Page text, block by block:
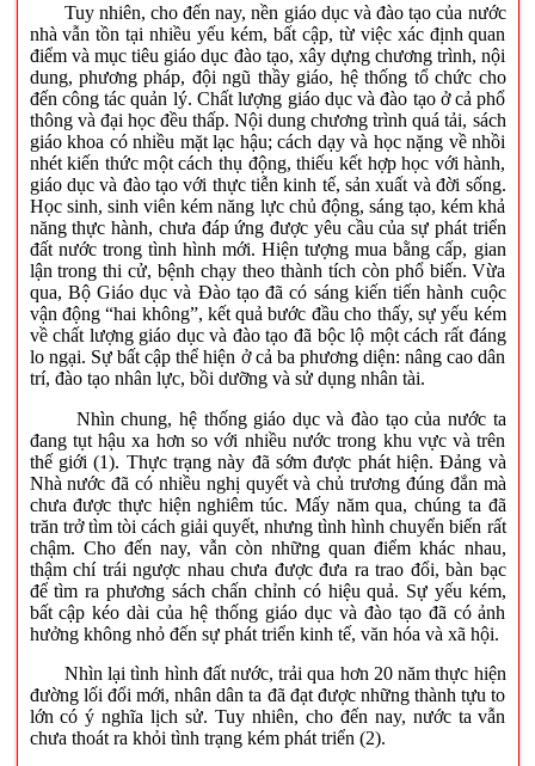
Tuy nhiên, cho đến nay, nền giáo dục và đào tạo của nước
nhà vẫn tồn tại nhiều yếu kém, bất cập, từ việc xác định quan
điểm và mục tiêu giáo dục đào tạo, xây dựng chương trình, nội
dung, phương pháp, đội ngũ thầy giáo, hệ thống tổ chức cho
đến công tác quản lý. Chất lượng giáo dục và đào tạo ở cả phổ
thông và đại học đều thấp. Nội dung chương trình quá tải, sách
giáo khoa có nhiều mặt lạc hậu; cách dạy và học nặng về nhồi
nhét kiến thức một cách thụ động, thiếu kết hợp học với hành,
giáo dục và đào tạo với thực tiễn kinh tế, sản xuất và đời sống.
Học sinh, sinh viên kém năng lực chủ động, sáng tạo, kém khả
năng thực hành, chưa đáp ứng được yêu cầu của sự phát triển
đất nước trong tình hình mới. Hiện tượng mua bằng cấp, gian
lận trong thi cử, bệnh chạy theo thành tích còn phổ biến. Vừa
qua, Bộ Giáo dục và Đào tạo đã có sáng kiến tiến hành cuộc
vận động “hai không”, kết quả bước đầu cho thấy, sự yếu kém
về chất lượng giáo dục và đào tạo đã bộc lộ một cách rất đáng
lo ngại. Sự bất cập thể hiện ở cả ba phương diện: nâng cao dân
trí, đào tạo nhân lực, bồi dưỡng và sử dụng nhân tài.
Nhìn chung, hệ thống giáo dục và đào tạo của nước ta
đang tụt hậu xa hơn so với nhiều nước trong khu vực và trên
thế giới (1). Thực trạng này đã sớm được phát hiện. Đảng và
Nhà nước đã có nhiều nghị quyết và chủ trương đúng đắn mà
chưa được thực hiện nghiêm túc. Mấy năm qua, chúng ta đã
trăn trở tìm tòi cách giải quyết, nhưng tình hình chuyển biến rất
chậm. Cho đến nay, vẫn còn những quan điểm khác nhau,
thậm chí trái ngược nhau chưa được đưa ra trao đổi, bàn bạc
để tìm ra phương sách chấn chỉnh có hiệu quả. Sự yếu kém,
bất cập kéo dài của hệ thống giáo dục và đào tạo đã có ảnh
hưởng không nhỏ đến sự phát triển kinh tế, văn hóa và xã hội.
Nhìn lại tình hình đất nước, trải qua hơn 20 năm thực hiện
đường lối đổi mới, nhân dân ta đã đạt được những thành tựu to
lớn có ý nghĩa lịch sử. Tuy nhiên, cho đến nay, nước ta vẫn
chưa thoát ra khỏi tình trạng kém phát triển (2).